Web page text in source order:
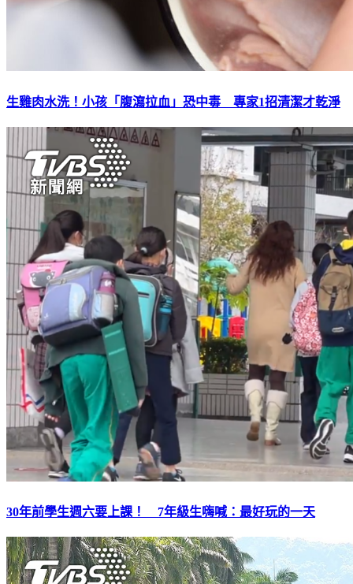
生雞肉水洗！小孩「腹瀉拉血」恐中毒 專家1招清潔才乾淨
30年前學生週六要上課！ 7年級生嗨喊：最好玩的一天